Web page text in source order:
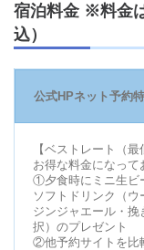
宿泊料金 ※料金
込）
公式HPネット予約
【ベストレート（
お得な料金になって
①夕食時にミニ生ビ
ソフトドリンク（ウ
ジンジャエール・
択）のプレゼント
②他予約サイトを比